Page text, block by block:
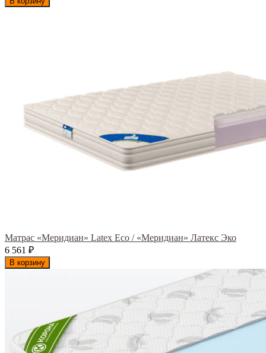
Матрас «Меридиан» Latex Eco / «Меридиан» Латекс Эко
6 561
₽
В корзину